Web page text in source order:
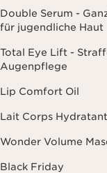
Double Serum -
für jugendliche Haut
Total Eye Lift -
Augenpflege
Lip Comfort Oil
Lait Corps
Wonder Volume
Black Friday